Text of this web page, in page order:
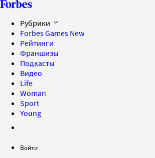
Рубрики
Forbes Games New
Рейтинги
Франшизы
Подкасты
Видео
Life
Woman
Sport
Young
Войти